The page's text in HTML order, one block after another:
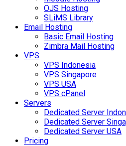
OJS Hosting
SLiMS Library
Email Hosting
Basic Email Hosting
Zimbra Mail Hosting
VPS
VPS Indonesia
VPS Singapore
VPS USA
VPS cPanel
Servers
Dedicated Server
Dedicated Server
Dedicated Server USA
Pricing